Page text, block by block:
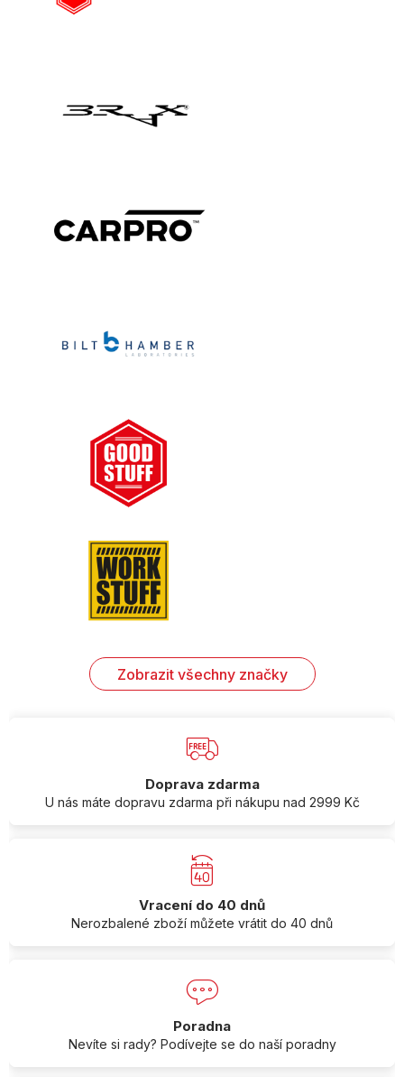
Zobrazit všechny značky
Doprava zdarma
U nás máte dopravu zdarma při nákupu nad 2999 Kč
Vracení do 40 dnů
Nerozbalené zboží můžete vrátit do 40 dnů
Poradna
Nevíte si rady? Podívejte se do naší poradny